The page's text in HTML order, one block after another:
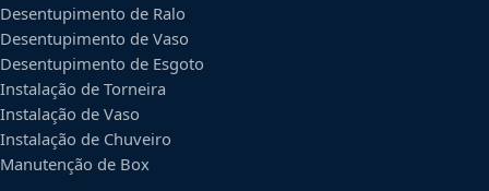
Desentupimento de Ralo
Desentupimento de Vaso
Desentupimento de Esgoto
Instalação de Torneira
Instalação de Vaso
Instalação de Chuveiro
Manutenção de Box